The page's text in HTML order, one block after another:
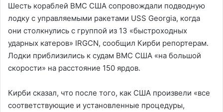
Шесть кораблей ВМС США сопровождали подводную
лодку с управляемыми ракетами USS Georgia, когда
они столкнулись с группой из 13 «быстроходных
ударных катеров» IRGCN, сообщил Кирби репортерам.
Лодки приблизились к судам ВМС США «на большой
скорости» на расстояние 150 ярдов.
Кирби сказал, что после того, как США произвели «все
соответствующие и установленные процедуры,